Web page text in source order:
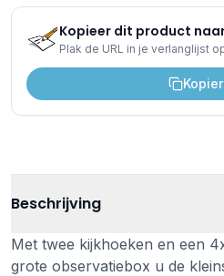
Kopieer dit product
Plak de URL in je verlanglijst
Beschrijving
Met twee kijkhoeken en een
grote observatiebox u de